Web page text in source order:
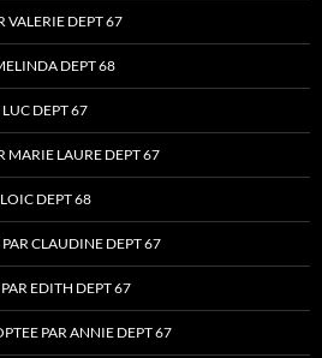
VALERIE DEPT 67
DEPT 68
DEPT 67
MARIE LAURE DEPT 67
DEPT 68
CLAUDINE DEPT 67
EDITH DEPT 67
PAR ANNIE DEPT 67